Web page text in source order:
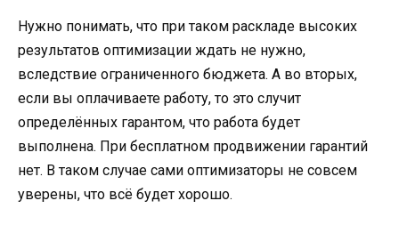
Нужно понимать, что при таком раскладе высоких
результатов оптимизации ждать не нужно,
вследствие ограниченного бюджета. А во вторых,
если вы оплачиваете работу, то это случит
определённых гарантом, что работа будет
выполнена. При бесплатном продвижении гарантий
нет. В таком случае сами оптимизаторы не совсем
уверены, что всё будет хорошо.